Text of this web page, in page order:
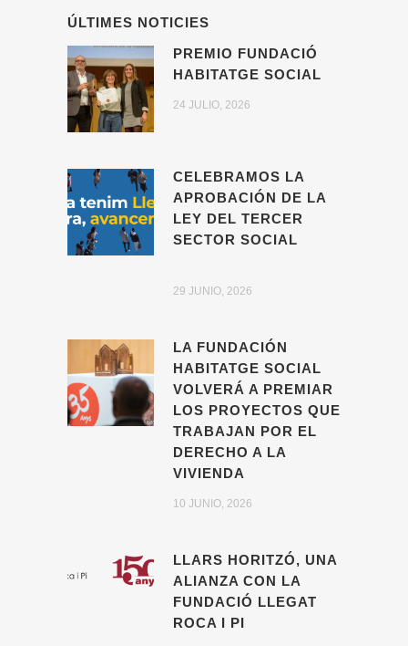
ÚLTIMES NOTICIES
PREMIO FUNDACIÓ
HABITATGE SOCIAL
24 JULIO, 2026
CELEBRAMOS LA
APROBACIÓN DE LA
LEY DEL TERCER
SECTOR SOCIAL
29 JUNIO, 2026
LA FUNDACIÓN
HABITATGE SOCIAL
VOLVERÁ A PREMIAR
LOS PROYECTOS QUE
TRABAJAN POR EL
DERECHO A LA
VIVIENDA
10 JUNIO, 2026
LLARS HORITZÓ, UNA
ALIANZA CON LA
FUNDACIÓ LLEGAT
ROCA I PI